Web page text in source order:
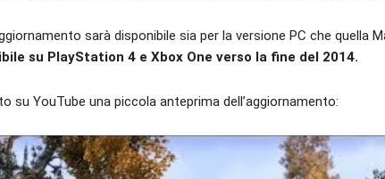
sarà disponibile sia per la versione PC che quella
su PlayStation 4 e Xbox One verso la fine del 2014.
su YouTube una piccola anteprima dell’aggiornamento: